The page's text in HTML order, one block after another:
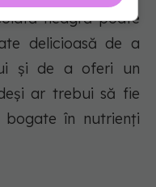
neagră poate
delicioasă de a
și de a oferi un
ar trebui să fie
în nutrienți